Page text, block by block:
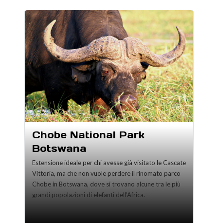
Chobe National Park
Botswana
Estensione ideale per chi avesse già visitato le Cascate
Vittoria, ma che non vuole perdere il rinomato parco
Chobe in Botswana, dove si trovano alcune tra le più
grandi popolazioni di elefanti dell’Africa.